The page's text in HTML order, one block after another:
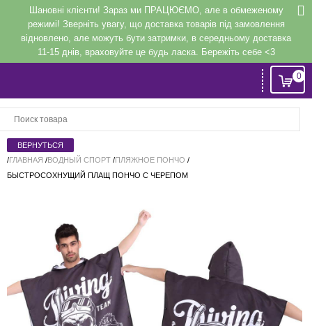
Шановні клієнти! Зараз ми ПРАЦЮЄМО, але в обмеженому
режимі! Зверніть увагу, що доставка товарів під замовлення
відновлено, але можуть бути затримки, в середньому доставка
11-15 днів, враховуйте це будь ласка. Бережіть себе <3
0
/ГЛАВНАЯ /ВОДНЫЙ СПОРТ /ПЛЯЖНОЕ ПОНЧО /
БЫСТРОСОХНУЩИЙ ПЛАЩ ПОНЧО С ЧЕРЕПОМ
ВходилиРегистрация
Регистрация или авторизация